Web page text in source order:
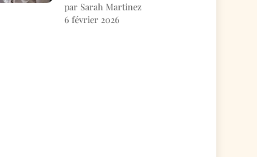
par Sarah Martinez
6 février 2026